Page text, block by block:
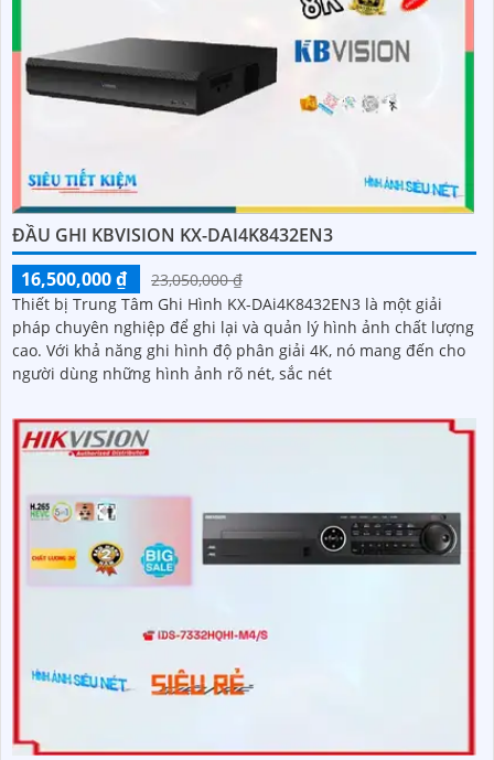
ĐẦU GHI KBVISION KX-DAI4K8432EN3
16,500,000 ₫
23,050,000 ₫
Thiết bị Trung Tâm Ghi Hình KX-DAi4K8432EN3 là một giải
pháp chuyên nghiệp để ghi lại và quản lý hình ảnh chất lượng
cao. Với khả năng ghi hình độ phân giải 4K, nó mang đến cho
người dùng những hình ảnh rõ nét, sắc nét